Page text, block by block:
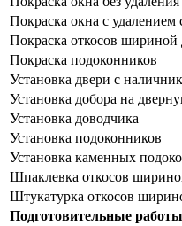
Покраска окна с удалением
Покраска откосов шириной
Покраска подоконников
Установка двери с
Установка добора на
Установка доводчика
Установка подоконников
Установка каменных
Шпаклевка откосов
Штукатурка откосов
Подготовительные работы